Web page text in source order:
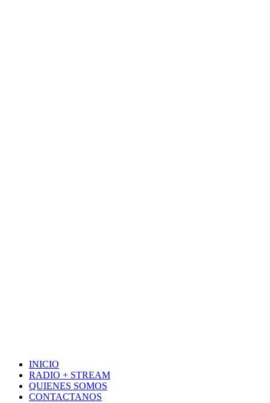
INICIO
RADIO + STREAM
QUIENES SOMOS
CONTACTANOS